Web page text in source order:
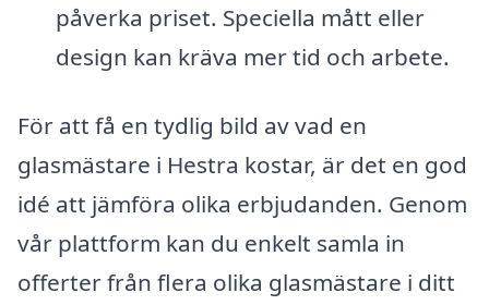
påverka priset. Speciella mått eller
design kan kräva mer tid och arbete.
För att få en tydlig bild av vad en
glasmästare i Hestra kostar, är det en god
idé att jämföra olika erbjudanden. Genom
vår plattform kan du enkelt samla in
offerter från flera olika glasmästare i ditt